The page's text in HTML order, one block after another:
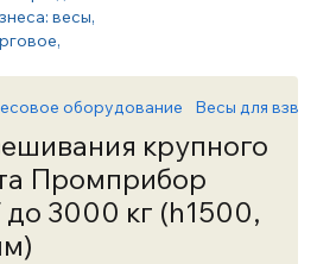
оборудование Весы для
крупного
Промприбор
3000 кг (h1500,